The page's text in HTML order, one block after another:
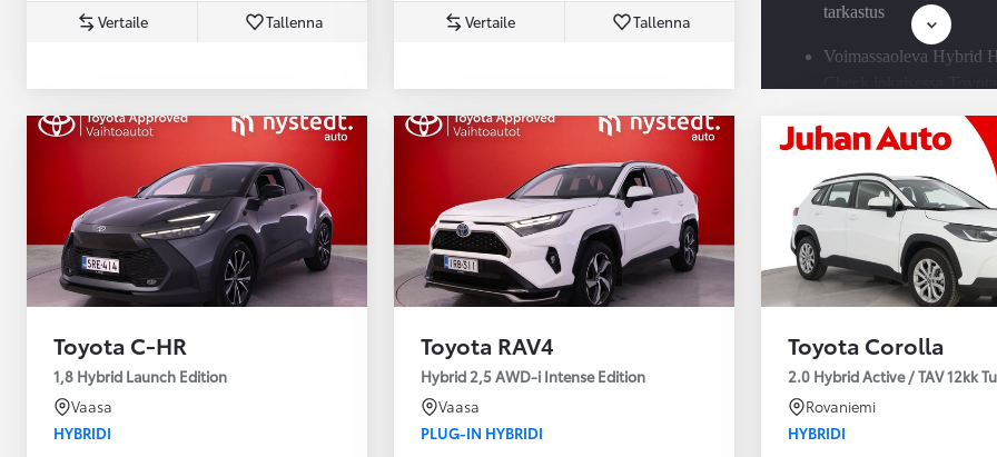
Vertaile Tallenna Vertaile Tallenna
tarkastus
Voimassaoleva Hybrid
Saatavilla Easy
rahoitus ja Toyota
Toyota C-HR
1,8 Hybrid Launch Edition
Vaasa
HYBRIDI
Toyota RAV4
Hybrid 2,5 AWD-i Intense Edition
Vaasa
PLUG-IN HYBRIDI
Toyota Corolla
2.0 Hybrid Active / TAV 12kk
Rovaniemi
HYBRIDI